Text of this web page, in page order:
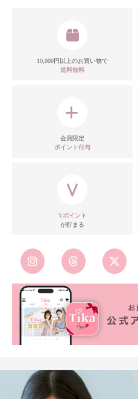
10,000円以上のお買い物で
送料無料
会員限定
ポイント付与
Vポイント
が貯まる